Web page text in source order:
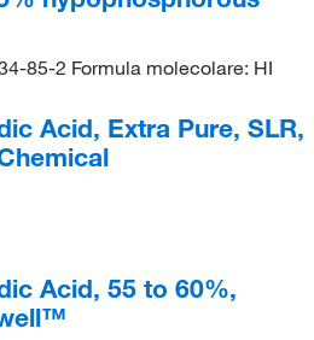
85-2 Formula molecolare: HI
Acid, Extra Pure, SLR,
Acid, 55 to 60%,